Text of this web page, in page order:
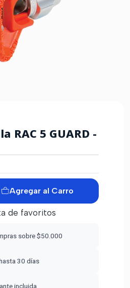
RAC 5 GUARD -
Agregar al Carro
de favoritos
sobre $50.000
30 días
incluida